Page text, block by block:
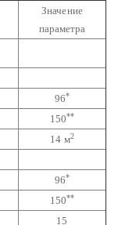
Значение
параметра
96*
150**
14 м2
96*
150**
15